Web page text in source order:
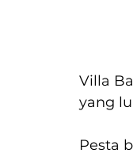
Villa
yang
Pesta